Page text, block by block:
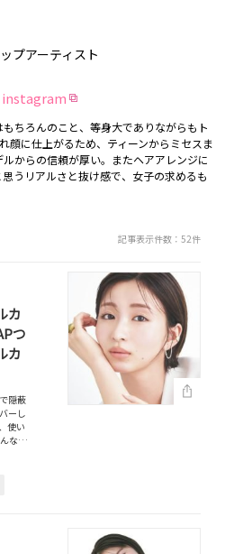
プアーティスト
instagram
ちろんのこと、等身大でありながらもト
顔に仕上がるため、ティーンからミセスま
からの信頼が厚い。またヘアアレンジに
うリアルさと抜け感で、女子の求めるも
記事表示件数：52件
カ
つ
カ
隠蔽
ーし
使い
んな…